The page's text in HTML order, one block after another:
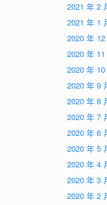
2021 年 2
2021 年 1
2020 年 12
2020 年 11
2020 年 10
2020 年 9
2020 年 8
2020 年 7
2020 年 6
2020 年 5
2020 年 4
2020 年 3
2020 年 2